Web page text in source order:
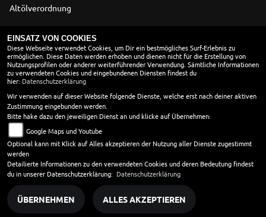
Altölverordnung
ÖFFNUNGSZEITEN
SOMMER
Montag:
09:00 - 12:00 und 13:00 - 18:00
Dienstag:
09:00 - 12:00 und 13:00 - 18:00
Mittwoch:
09:00 - 12:00 und 13:00 - 18:00
Donnerstag:
09:00 - 12:00 und 13:00 - 18:00
Freitag:
09:00 - 12:00 und 13:00 - 18:00
Samstag:
10:00 - 13:00
Sonntag:
geschlossen
EINSATZ VON COOKIES
Diese Webseite verwendet Cookies, um Dir ein bestmögliches Surf-Erlebnis zu
ermöglichen. Diese Daten werden erhoben und dienen nicht für die Erstellung von
Nutzungsprofilen oder anderer weiterführender Verwendung. Sämtliche Informationen
zu verwendeten Cookies und eingebundenen Diensten findest du
hier: Datenschutzerklärung
Wir verwenden auf dieser Website folgende Dienste, welche erst nach deiner aktiven
Zustimmung eingebunden werden.
Bitte hake dazu den jeweiligen Dienst an und klicke auf Übernehmen:
Google Maps und Youtube
Optional kann mit Klick auf Alles akzeptieren der Nutzung aller Dienste zugestimmt
werden
Detailierte Informationen zu den verwendeten Cookies und deren Bedeutung findest
du in unserer Datenschutzerklärung: Datenschutzerklärung
ÜBERNEHMEN ALLES AKZEPTIEREN